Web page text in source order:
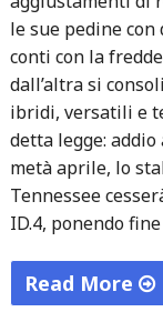
le sue pedine
conti con la
dall’altra si
ibridi, versatili e
detta legge: addio
metà aprile, lo
Tennessee
ID.4, ponendo
Read More